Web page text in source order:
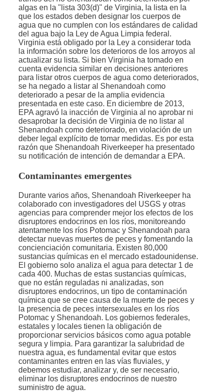
algas en la "lista 303(d)" de Virginia, la lista en la
que los estados deben designar los cuerpos de
agua que no cumplen con los estándares de calidad
del agua bajo la Ley de Agua Limpia federal.
Virginia está obligado por la Ley a considerar toda
la información sobre los deterioros de los arroyos al
actualizar su lista. Si bien Virginia ha tomado en
cuenta evidencia similar en decisiones anteriores
para listar otros cuerpos de agua como deteriorados,
se ha negado a listar al Shenandoah como
deteriorado a pesar de la amplia evidencia
presentada en este caso. En diciembre de 2013,
EPA agravó la inacción de Virginia al no aprobar ni
desaprobar la decisión de Virginia de no listar al
Shenandoah como deteriorado, en violación de un
deber legal explícito de tomar medidas. Es por esta
razón que Shenandoah Riverkeeper ha presentado
su notificación de intención de demandar a EPA.
Contaminantes emergentes
Durante varios años, Shenandoah Riverkeeper ha
colaborado con investigadores del USGS y otras
agencias para comprender mejor los efectos de los
disruptores endocrinos en los ríos, monitoreando
atentamente los ríos Potomac y Shenandoah para
detectar nuevas muertes de peces y fomentando la
concienciación comunitaria. Existen 80,000
sustancias químicas en el mercado estadounidense.
El gobierno solo analiza el agua para detectar 1 de
cada 400. Muchas de estas sustancias químicas,
que no están reguladas ni analizadas, son
disruptores endocrinos, un tipo de contaminación
química que se cree causa de la muerte de peces y
la presencia de peces intersexuales en los ríos
Potomac y Shenandoah. Los gobiernos federales,
estatales y locales tienen la obligación de
proporcionar servicios básicos como agua potable
segura y limpia. Para garantizar la salubridad de
nuestra agua, es fundamental evitar que estos
contaminantes entren en las vías fluviales, y
debemos estudiar, analizar y, de ser necesario,
eliminar los disruptores endocrinos de nuestro
suministro de agua.